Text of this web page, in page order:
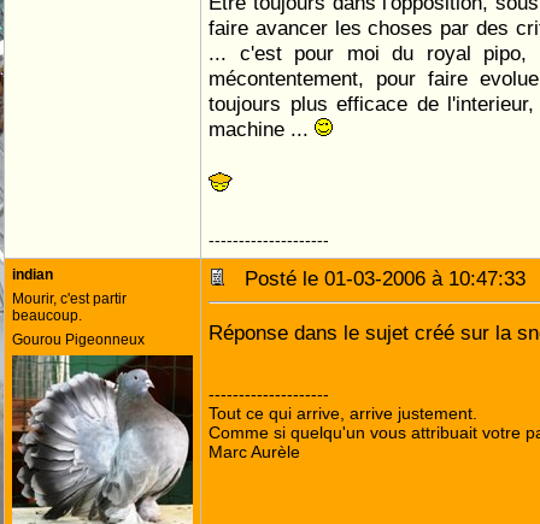
faire avancer les choses par des
... c'est pour moi du royal
mécontentement, pour faire
toujours plus efficace de
machine ...
--------------------
indian
Mourir, c'est partir
beaucoup.
Gourou Pigeonneux
Posté le 01-03-2006 à
Réponse dans le sujet créé sur la
--------------------
Tout ce qui arrive, arrive justement.
Comme si quelqu'un vous attribuait votre
Marc Aurèle